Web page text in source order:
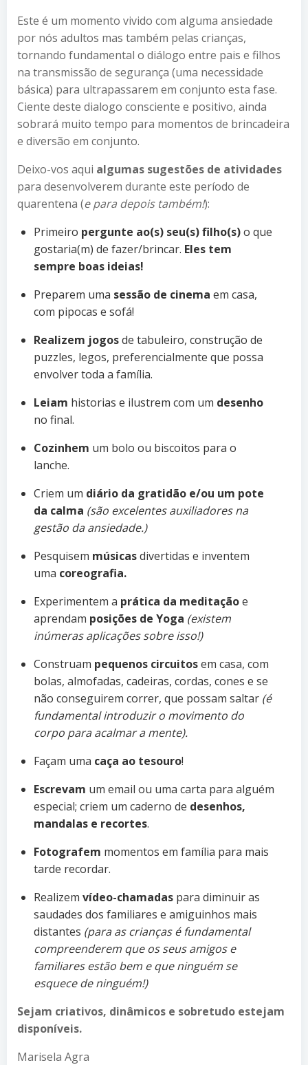
Este é um momento vivido com alguma ansiedade
por nós adultos mas também pelas crianças,
tornando fundamental o diálogo entre pais e filhos
na transmissão de segurança (uma necessidade
básica) para ultrapassarem em conjunto esta fase.
Ciente deste dialogo consciente e positivo, ainda
sobrará muito tempo para momentos de brincadeira
e diversão em conjunto.
Deixo-vos aqui algumas sugestões de atividades
para desenvolverem durante este período de
quarentena (e para depois também!):
Primeiro pergunte ao(s) seu(s) filho(s)o que
gostaria(m) de fazer/brincar. Eles tem
sempre boas ideias!
Preparem uma sessão de cinema em casa,
com pipocas e sofá!
Realizem jogosde tabuleiro, construção de
puzzles, legos, preferencialmente que possa
envolver toda a família.
Leiam historias e ilustrem com um desenho
no final.
Cozinhem um bolo ou biscoitos para o
lanche.
Criem um diário da gratidão e/ou um pote
da calma (são excelentes auxiliadores na
gestão da ansiedade.)
Pesquisem músicasdivertidas e inventem
uma coreografia.
Experimentem a prática da meditaçãoe
aprendam posições de Yoga (existem
inúmeras aplicações sobre isso!)
Construam pequenos circuitosem casa, com
bolas, almofadas, cadeiras, cordas, cones e se
não conseguirem correr, que possam saltar (é
fundamental introduzir o movimento do
corpo para acalmar a mente).
Façam uma caça ao tesouro!
Escrevam um email ou uma carta para alguém
especial; criem um caderno de desenhos,
mandalas e recortes.
Fotografem momentos em família para mais
tarde recordar.
Realizem vídeo-chamadas para diminuir as
saudades dos familiares e amiguinhos mais
distantes (para as crianças é fundamental
compreenderem que os seus amigos e
familiares estão bem e que ninguém se
esquece de ninguém!)
Sejam criativos, dinâmicos e sobretudo estejam
disponíveis.
Marisela Agra